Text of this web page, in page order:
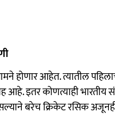
होणार आहेत. त्यातील
आहे. इतर कोणत्याही भारतीय
बरेच क्रिकेट रसिक